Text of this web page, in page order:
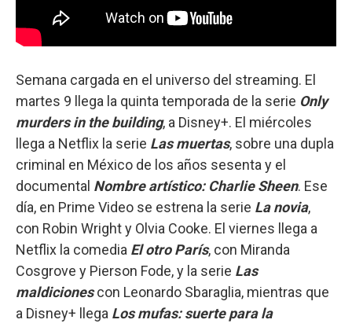
Semana cargada en el universo del streaming. El
martes 9 llega la quinta temporada de la serie Only
murders in the building, a Disney+. El miércoles
llega a Netflix la serie Las muertas, sobre una dupla
criminal en México de los años sesenta y el
documental Nombre artístico: Charlie Sheen. Ese
día, en Prime Video se estrena la serie La novia,
con Robin Wright y Olvia Cooke. El viernes llega a
Netflix la comedia El otro París, con Miranda
Cosgrove y Pierson Fode, y la serie Las
maldicionescon Leonardo Sbaraglia, mientras que
a Disney+ llega Los mufas: suerte para la